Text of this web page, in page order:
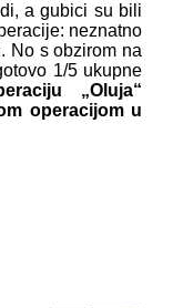
a gubici su bili
neznatno
No s obzirom na
1/5 ukupne
„Oluja“
operacijom u